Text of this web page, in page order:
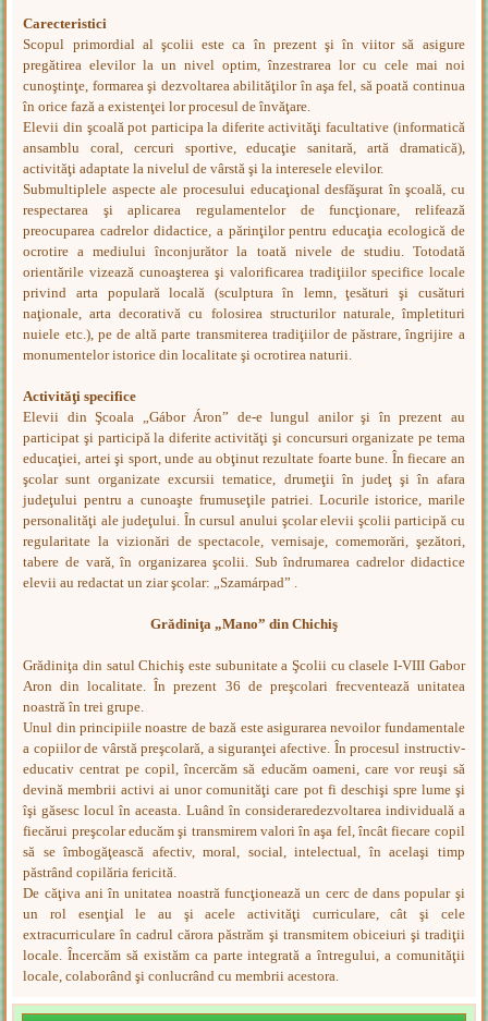
Carecteristici
Scopul primordial al şcolii este ca în prezent şi în viitor să asigure
pregătirea elevilor la un nivel optim, înzestrarea lor cu cele mai noi
cunoştinţe, formarea şi dezvoltarea abilităţilor în aşa fel, să poată continua
în orice fază a existenţei lor procesul de învăţare.
Elevii din şcoală pot participa la diferite activităţi facultative (informatică
ansamblu coral, cercuri sportive, educaţie sanitară, artă dramatică),
activităţi adaptate la nivelul de vârstă şi la interesele elevilor.
Submultiplele aspecte ale procesului educaţional desfăşurat în şcoală, cu
respectarea şi aplicarea regulamentelor de funcţionare, relifează
preocuparea cadrelor didactice, a părinţilor pentru educaţia ecologică de
ocrotire a mediului înconjurător la toată nivele de studiu. Totodată
orientările vizează cunoaşterea şi valorificarea tradiţiilor specifice locale
privind arta populară locală (sculptura în lemn, ţesături şi cusături
naţionale, arta decorativă cu folosirea structurilor naturale, împletituri
nuiele etc.), pe de altă parte transmiterea tradiţiilor de păstrare, îngrijire a
monumentelor istorice din localitate şi ocrotirea naturii.
Activităţi specifice
Elevii din Şcoala „Gábor Áron” de-e lungul anilor şi în prezent au
participat şi participă la diferite activităţi şi concursuri organizate pe tema
educaţiei, artei şi sport, unde au obţinut rezultate foarte bune. În fiecare an
şcolar sunt organizate excursii tematice, drumeţii în judeţ şi în afara
judeţului pentru a cunoaşte frumuseţile patriei. Locurile istorice, marile
personalităţi ale judeţului. În cursul anului şcolar elevii şcolii participă cu
regularitate la vizionări de spectacole, vernisaje, comemorări, şezători,
tabere de vară, în organizarea şcolii. Sub îndrumarea cadrelor didactice
elevii au redactat un ziar şcolar: „Szamárpad” .
Grădiniţa „Mano” din Chichiş
Grădiniţa din satul Chichiş este subunitate a Şcolii cu clasele I-VIII Gabor
Aron din localitate. În prezent 36 de preşcolari frecventează unitatea
noastră în trei grupe.
Unul din principiile noastre de bază este asigurarea nevoilor fundamentale
a copiilor de vârstă preşcolară, a siguranţei afective. În procesul instructiv-
educativ centrat pe copil, încercăm să educăm oameni, care vor reuşi să
devină membrii activi ai unor comunităţi care pot fi deschişi spre lume şi
îşi găsesc locul în aceasta. Luând în consideraredezvoltarea individuală a
fiecărui preşcolar educăm şi transmirem valori în aşa fel, încât fiecare copil
să se îmbogăţească afectiv, moral, social, intelectual, în acelaşi timp
păstrând copilăria fericită.
De căţiva ani în unitatea noastră funcţionează un cerc de dans popular şi
un rol esenţial le au şi acele activităţi curriculare, cât şi cele
extracurriculare în cadrul cărora păstrăm şi transmitem obiceiuri şi tradiţii
locale. Încercăm să existăm ca parte integrată a întregului, a comunităţii
locale, colaborând şi conlucrând cu membrii acestora.